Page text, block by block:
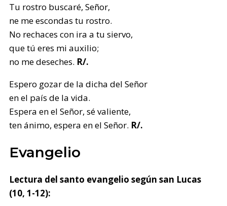
Tu rostro buscaré, Señor,
ne me escondas tu rostro.
No rechaces con ira a tu siervo,
que tú eres mi auxilio;
no me deseches. R/.
Espero gozar de la dicha del Señor
en el país de la vida.
Espera en el Señor, sé valiente,
ten ánimo, espera en el Señor. R/.
Evangelio
Lectura del santo evangelio según san Lucas
(10, 1-12):